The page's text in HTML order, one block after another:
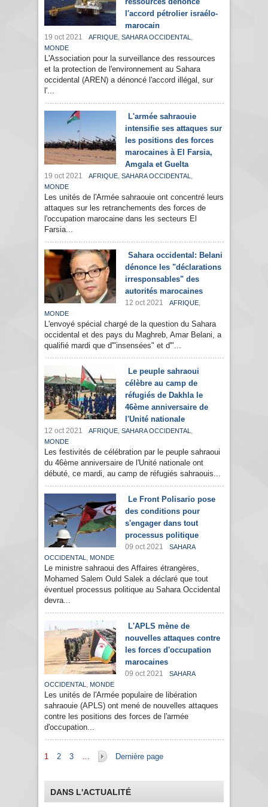
l'accord pétrolier israélo-
marocain
19 oct 2021 AFRIQUE, SAHARA OCCIDENTAL ,
MONDE
L'Association pour la surveillance des ressources
et la protection de l'environnement au Sahara
occidental (AREN) a dénoncé l'accord illégal, sur
l'...
L'armée sahraouie
intensifie ses attaques sur
les positions des forces
marocaines à El Farsia,
Amgala et Guelta
19 oct 2021 AFRIQUE, SAHARA OCCIDENTAL ,
MONDE
Les unités de l'Armée sahraouie ont concentré leurs
attaques sur les retranchements des forces de
l'occupation marocaine dans les secteurs El
Farsia...
Sahara occidental: Belani
dénonce les "déclarations
irresponsables" des
autorités marocaines
12 oct 2021 AFRIQUE,
MONDE
L'envoyé spécial chargé de la question du Sahara
occidental et des pays du Maghreb, Amar Belani, a
qualifié mardi que d'"insensées" et d'"...
Le peuple sahraoui
célèbre au camp de
réfugiés de Dakhla le
46ème anniversaire de
l'Unité nationale
12 oct 2021 AFRIQUE, SAHARA OCCIDENTAL ,
MONDE
Les festivités de célébration par le peuple sahraoui
du 46ème anniversaire de l'Unité nationale ont
débuté, ce mardi, au camp de réfugiés sahraouis...
Le Front Polisario pose
des conditions pour
s'engager dans tout
processus politique
09 oct 2021
SAHARA
OCCIDENTAL , MONDE
Le ministre sahraoui des Affaires étrangères,
Mohamed Salem Ould Salek a déclaré que tout
éventuel processus politique au Sahara Occidental
devra...
L'APLS mène de
nouvelles attaques contre
les forces d'occupation
marocaines
09 oct 2021
SAHARA
OCCIDENTAL , MONDE
Les unités de l'Armée populaire de libération
sahraouie (APLS) ont mené de nouvelles attaques
contre les positions des forces de l'armée
d'occupation...
Pages
1 2 3 … Dernière page
DANS L'ACTUALITÉ